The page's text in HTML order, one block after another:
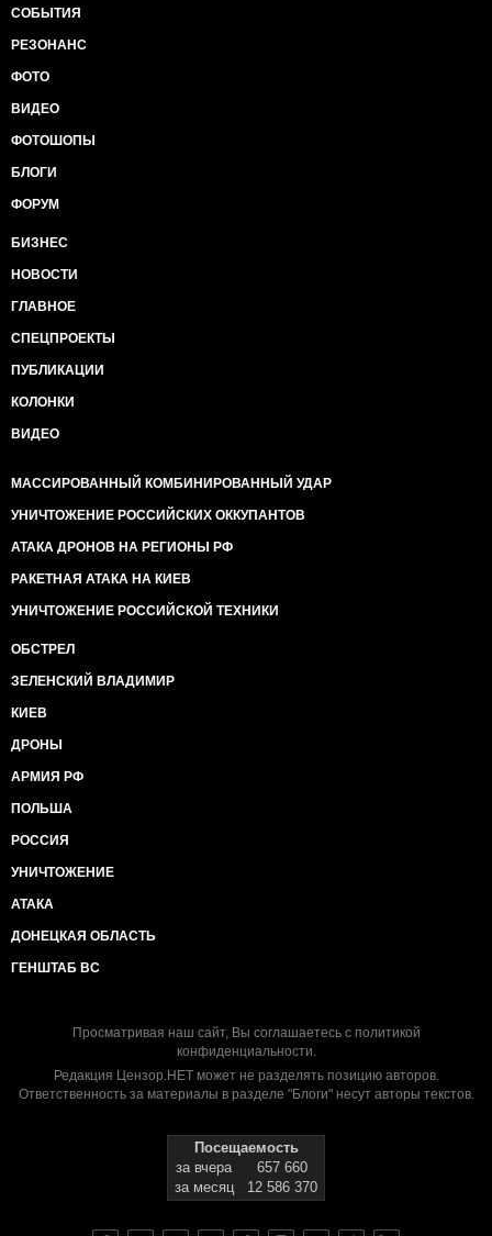
СОБЫТИЯ
РЕЗОНАНС
ФОТО
ВИДЕО
ФОТОШОПЫ
БЛОГИ
ФОРУМ
БИЗНЕС
НОВОСТИ
ГЛАВНОЕ
СПЕЦПРОЕКТЫ
ПУБЛИКАЦИИ
КОЛОНКИ
ВИДЕО
МАССИРОВАННЫЙ КОМБИНИРОВАННЫЙ УДАР
УНИЧТОЖЕНИЕ РОССИЙСКИХ ОККУПАНТОВ
АТАКА ДРОНОВ НА РЕГИОНЫ РФ
РАКЕТНАЯ АТАКА НА КИЕВ
УНИЧТОЖЕНИЕ РОССИЙСКОЙ ТЕХНИКИ
ОБСТРЕЛ
ЗЕЛЕНСКИЙ ВЛАДИМИР
КИЕВ
ДРОНЫ
АРМИЯ РФ
ПОЛЬША
РОССИЯ
УНИЧТОЖЕНИЕ
АТАКА
ДОНЕЦКАЯ ОБЛАСТЬ
ГЕНШТАБ ВС
Просматривая наш сайт, Вы соглашаетесь с политикой
конфиденциальности.
Редакция Цензор.НЕТ может не разделять позицию авторов.
Ответственность за материалы в разделе "Блоги" несут авторы текстов.
Посещаемость
за вчера
657 660
за месяц
12 586 370